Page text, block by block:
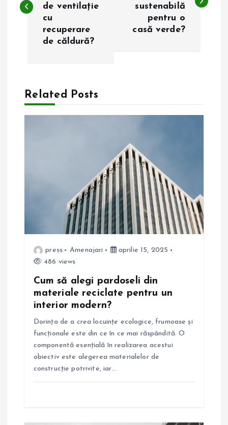
v
a
r
r
de ventilație
cu
recuperare
de căldură?
sustenabilă
pentru o
casă verde?
Related Posts
press Amenajari
aprilie 15, 2025
486 views
Cum să alegi pardoseli din
materiale reciclate pentru un
interior modern?
Dorința de a crea locuințe ecologice, frumoase și
funcționale este din ce în ce mai răspândită. O
componentă esențială în realizarea acestui
obiectiv este alegerea materialelor de
construcție potrivite, iar…